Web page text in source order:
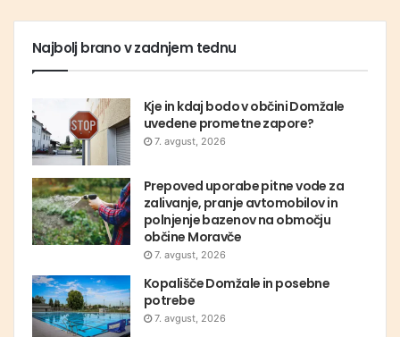
Najbolj brano v zadnjem tednu
Kje in kdaj bodo v občini Domžale
uvedene prometne zapore?
7. avgust, 2026
Prepoved uporabe pitne vode za
zalivanje, pranje avtomobilov in
polnjenje bazenov na območju
občine Moravče
7. avgust, 2026
Kopališče Domžale in posebne
potrebe
7. avgust, 2026